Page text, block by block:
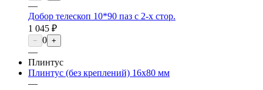
—
Добор телескоп 10*90 паз с 2-х стор.
1 045 ₽
− 0 +
—
Плинтус
Плинтус (без креплений) 16х80 мм
—